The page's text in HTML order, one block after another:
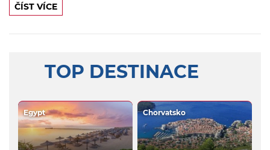
ČÍST VÍCE
TOP DESTINACE
Egypt Chorvatsko